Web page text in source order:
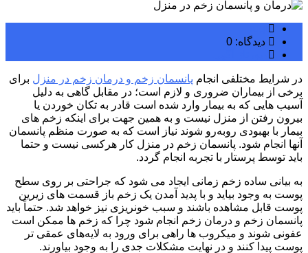
دیدگاه: 0
در شرایط مختلفی انجام پانسمان زخم و درمان زخم در منزل برای
برخی از بیماران ضروری و لازم است؛ در مقابل گاهی به دلیل
آسیب هایی که به بیمار وارد شده است قادر به تکان خوردن یا
بیرون رفتن از منزل نیست و به همین جهت برای اینکه زخم های
بیمار با بهبودی روبه‌رو شوند نیاز است که به صورت منظم پانسمان
آنها انجام شود. پانسمان زخم در منزل کار هرکسی نیست و حتما
باید توسط پرستار با تجربه انجام گردد.
به بیانی ساده زخم زمانی ایجاد می شود که جراحتی بر روی سطح
پوست به وجود بیاید و با پدید آمدن یک زخم باز قسمت های زیرین
پوست قابل مشاهده باشند و سبب خونریزی نیز خواهد شد. حتماً باید
پانسمان زخم و درمان زخم انجام شود چرا که زخم ها ممکن است
عفونی شوند و میکروب ها راهی برای ورود به لایه‌های عمقی تر
پوست پیدا کنند و در نهایت مشکلات جدی را به وجود بیاورند.